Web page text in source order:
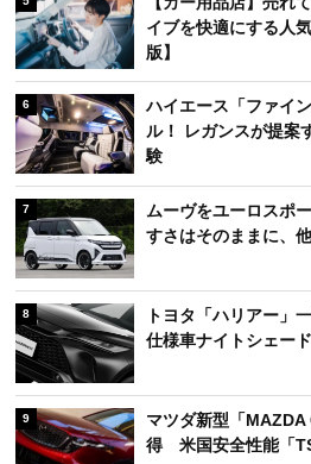
イブを快適にする人
版】
6
ハイエース「ファイ
ル！ レガンスが提案
験
7
ムーヴをユーロスポ
すさはそのままに、
8
トヨタ「ハリアー」
仕様車ナイトシェー
9
マツダ新型「
得 米国安全性能「